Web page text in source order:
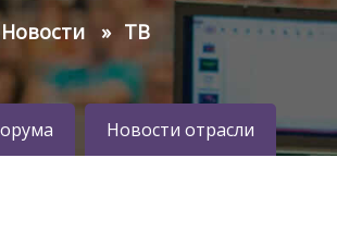
Новости ТВ
Новости отрасли